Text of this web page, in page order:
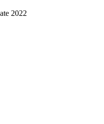
2022